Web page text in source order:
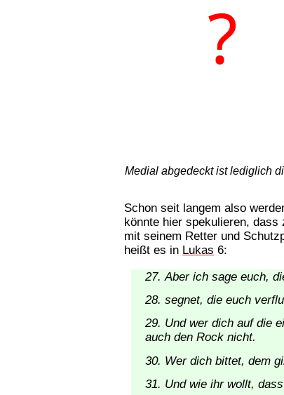
Medial abgedeckt ist lediglich
Schon seit langem also
könnte hier spekulieren, dass
mit seinem Retter und
heißt es in Lukas 6:
Aber ich sage euch,
segnet, die euch
Und wer dich auf die
auch den Rock nicht.
Wer dich bittet, dem
Und wie ihr wollt,